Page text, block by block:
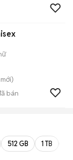
mới)
bán
512 GB 1 TB